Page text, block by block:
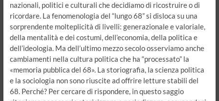
nazionali, politici e culturali che decidiamo di ricostruire o di
ricordare. La fenomenologia del “lungo 68” si disloca su una
sorprendente molteplicità di livelli: generazionale e valoriale,
della mentalità e dei costumi, dell’economia, della politica e
dell’ideologia. Ma dell’ultimo mezzo secolo osserviamo anche
cambiamenti nella cultura politica che ha “processato” la
«memoria pubblica del 68». La storiografia, la scienza politica
e la sociologia non sono riuscite ad offrire letture stabili del
68. Perché? Per cercare di rispondere, in questo saggio